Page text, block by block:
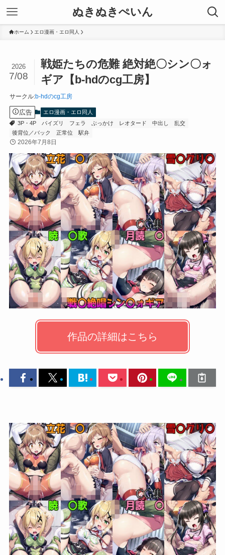
ぬきぬきぺいん
ホーム エロ漫画・エロ同人
戦姫たちの危難 絶対絶〇シン〇ォ
ギア【b-hdのcg工房】
2026
7/08
サークル:b-hdのcg工房
広告
エロ漫画・エロ同人
3P・4P
パイズリ フェラ ぶっかけ レオタード 中出し
乱交
後背位／バック
正常位 駅弁
2026年7月8日
作品の詳細はこちら